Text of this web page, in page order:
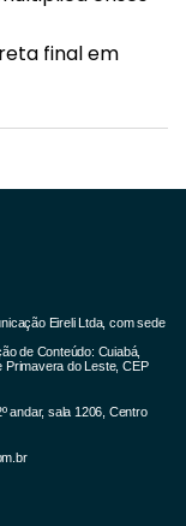
no Brasil",
do ministro
sobre
a Estados e
assunto. O
mais em
política",
final em
Eireli Ltda, com sede
de Conteúdo: Cuiabá,
Primavera do Leste, CEP
andar, sala 1206, Centro